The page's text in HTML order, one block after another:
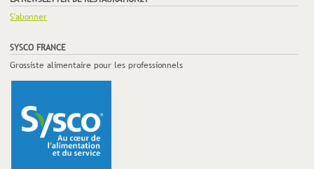
S'abonner
SYSCO FRANCE
Grossiste alimentaire pour les professionnels